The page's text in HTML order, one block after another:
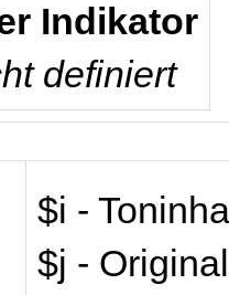
Indikator
definiert
$i -
$j -